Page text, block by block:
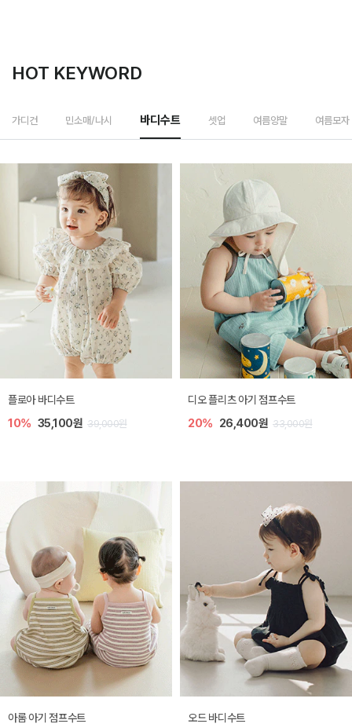
HOT KEYWORD
가디건 민소매/나시 바디수트 셋업 여름양말 여름모자
[SIZE ~6Y] 레티 라운지 셋업
30% 21,000원 30,000원
[SIZE ~6Y] 셸리 플리츠 쓰리피스 셋
업